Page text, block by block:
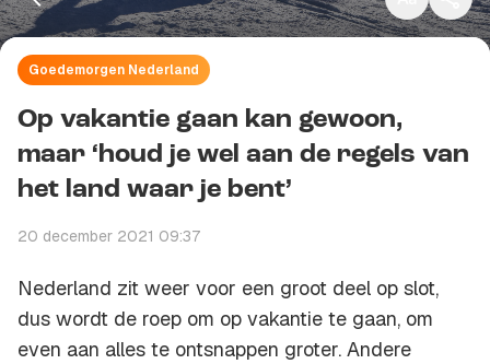
Goedemorgen Nederland
Op vakantie gaan kan gewoon,
maar ‘houd je wel aan de regels van
het land waar je bent’
20 december 2021 09:37
Nederland zit weer voor een groot deel op slot,
dus wordt de roep om op vakantie te gaan, om
even aan alles te ontsnappen groter. Andere